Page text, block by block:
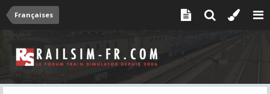
Françaises